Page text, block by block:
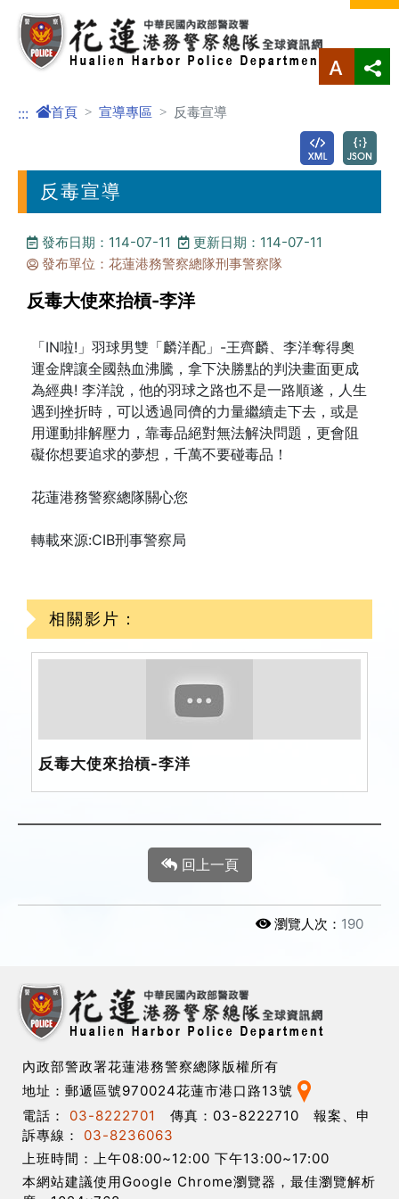
進入內容區塊
::: 首頁 宣導專區 反毒宣導
反毒宣導
發布日期：114-07-11
更新日期：114-07-11
發布單位：花蓮港務警察總隊刑事警察隊
反毒大使來抬槓-李洋
「IN啦!」羽球男雙「麟洋配」-王齊麟、李洋奪得奧
運金牌讓全國熱血沸騰，拿下決勝點的判決畫面更成
為經典! 李洋說，他的羽球之路也不是一路順遂，人生
遇到挫折時，可以透過同儕的力量繼續走下去，或是
用運動排解壓力，靠毒品絕對無法解決問題，更會阻
礙你想要追求的夢想，千萬不要碰毒品！
花蓮港務警察總隊關心您
轉載來源:CIB刑事警察局
相關影片：
反毒大使來抬槓-李洋
回上一頁
瀏覽人次： 190
內政部警政署花蓮港務警察總隊版權所有
地址：郵遞區號970024花蓮市港口路13號
電話：
03-8222701
傳真：03-8222710 報案、申
訴專線：
03-8236063
上班時間：上午08:00~12:00 下午13:00~17:00
本網站建議使用Google Chrome瀏覽器，最佳瀏覽解析